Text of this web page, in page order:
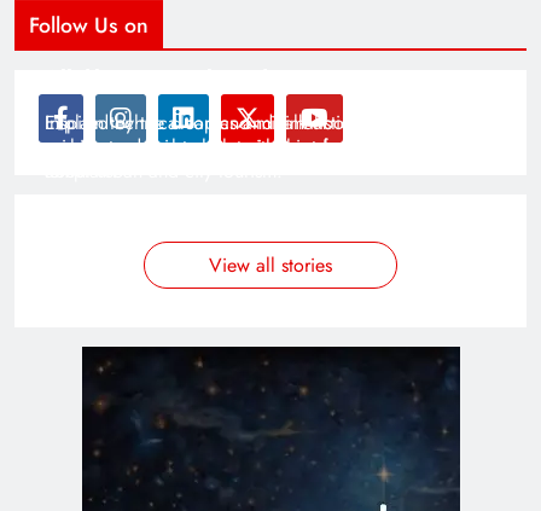
Follow Us on
Inspired by the clean and minimalistic look of modern
architecture, this template is great for creating stories
Explain technical topics and talk about the latest in
science and technology with this clean and futuristic
View all stories